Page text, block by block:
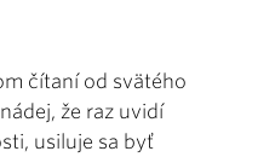
čítaní od svätého
že raz uvidí
usiluje sa byť